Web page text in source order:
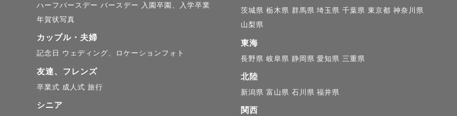
ハーフバースデー バースデー
入園卒園、入学卒業
年賀状写真
カップル・夫婦
記念日 ウェディング、ロケーションフォト
友達、フレンズ
卒業式 成人式 旅行
シニア
茨城県 栃木県 群馬県 埼玉県 千葉県 東京都 神奈川県
山梨県
東海
長野県 岐阜県 静岡県 愛知県 三重県
北陸
新潟県 富山県 石川県 福井県
関西